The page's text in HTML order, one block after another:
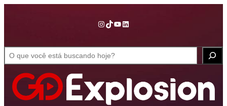
conteúdo
InstagramTikTok YouTube LinkedIn
e